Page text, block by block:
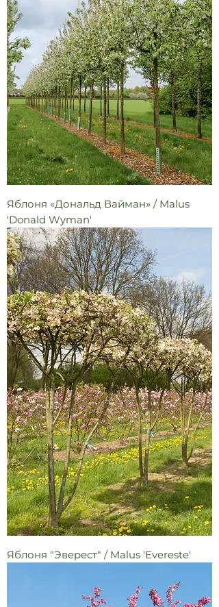
Яблоня «Дональд Вайман» / Malus
'Donald Wyman'
Яблоня "Эверест" / Malus 'Evereste'